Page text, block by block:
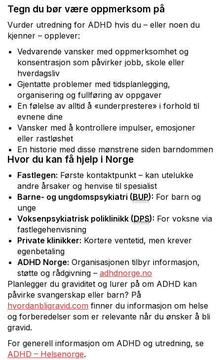
Tegn du bør være oppmerksom på
Vurder utredning for ADHD hvis du – eller noen du
kjenner – opplever:
Vedvarende vansker med oppmerksomhet og
konsentrasjon som påvirker jobb, skole eller
hverdagsliv
Gjentatte problemer med tidsplanlegging,
organisering og fullføring av oppgaver
En følelse av alltid å «underprestere» i forhold til
evnene dine
Vansker med å kontrollere impulser, emosjoner
eller rastløshet
En historie med disse mønstrene siden barndommen
Hvor du kan få hjelp i Norge
Fastlegen: Første kontaktpunkt – kan utelukke
andre årsaker og henvise til spesialist
Barne- og ungdomspsykiatri (BUP): For barn og
unge
Voksenpsykiatrisk poliklinikk (DPS): For voksne via
fastlegehenvisning
Private klinikker: Kortere ventetid, men krever
egenbetaling
ADHD Norge: Organisasjonen tilbyr informasjon,
støtte og rådgivning – adhdnorge.no
Planlegger du graviditet og lurer på om ADHD kan
påvirke svangerskap eller barn? På
hvordanbligravid.com finner du informasjon om helse
og forberedelser som er relevante når du ønsker å bli
gravid.
For generell informasjon om ADHD og utredning, se
ADHD – Helsenorge.